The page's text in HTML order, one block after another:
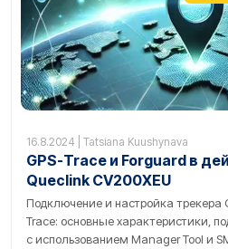
разблокировать двигатели, чтобы
Изучите подробные инструкции
сайте и улучшите свой опыт
16.8.2024 | Tatsiana Kuushynava
GPS-Trace и Forguard в
Queclink CV200XEU
Подключение и настройка трекера
Trace: основные характеристики,
с использованием Manager Tool и